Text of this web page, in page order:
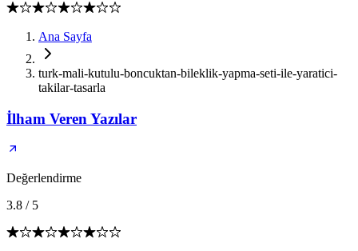
Ana Sayfa
turk-mali-kutulu-boncuktan-bileklik-yapma-seti-ile-yaratici-
takilar-tasarla
İlham Veren Yazılar
Değerlendirme
3.8 / 5